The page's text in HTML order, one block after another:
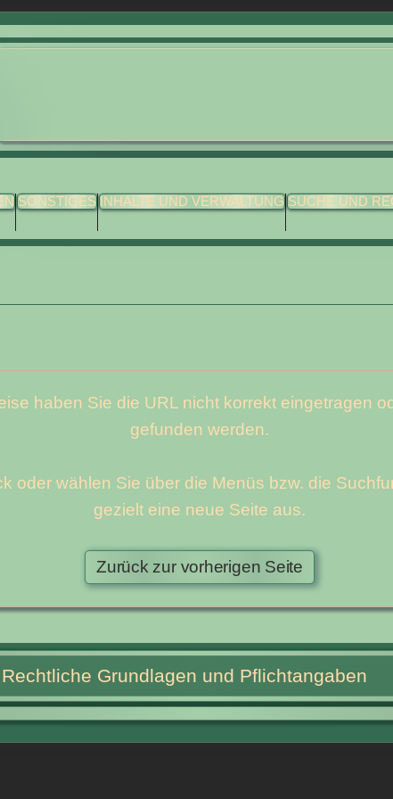
SONSTIGES INHALTE UND VERWALTUNG SUCHE UND
haben Sie die URL nicht korrekt eingetragen
gefunden werden.
oder wählen Sie über die Menüs bzw. die
gezielt eine neue Seite aus.
Rechtliche Grundlagen und Pflichtangaben